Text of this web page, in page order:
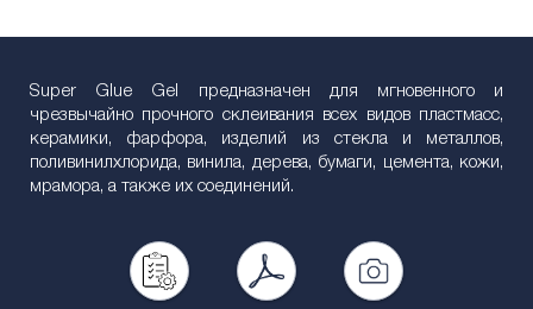
Super Glue Gel предназначен для мгновенного и
чрезвычайно прочного склеивания всех видов пластмасс,
керамики, фарфора, изделий из стекла и металлов,
поливинилхлорида, винила, дерева, бумаги, цемента, кожи,
мрамора, а также их соединений.